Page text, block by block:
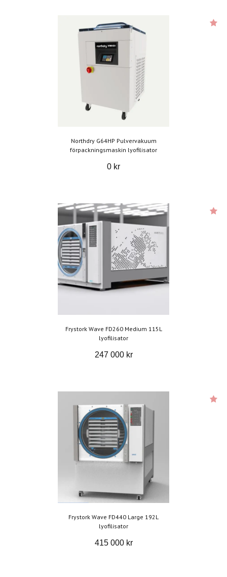
Northdry G64HP Pulvervakuum
förpackningsmaskin lyofilisator
0 kr
Frystork Wave FD260 Medium 115L
lyofilisator
247 000 kr
Frystork Wave FD440 Large 192L
lyofilisator
415 000 kr